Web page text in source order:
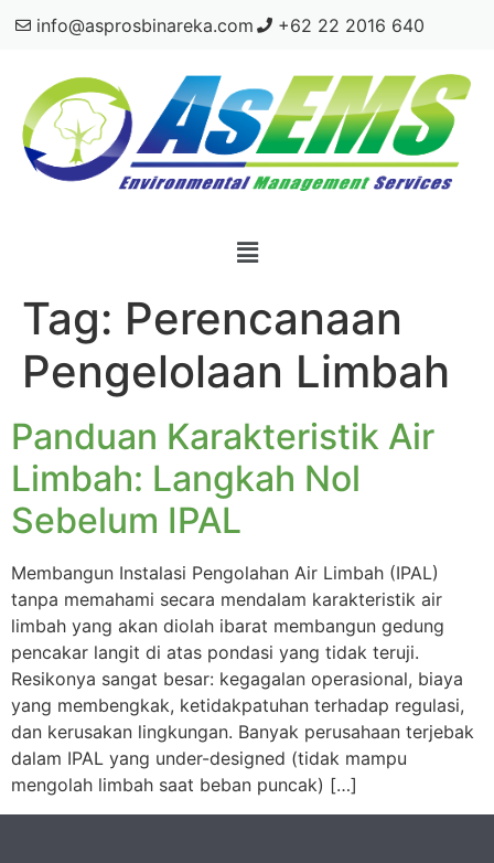
info@asprosbinareka.com +62 22 2016 640
Tag: Perencanaan
Pengelolaan Limbah
Panduan Karakteristik Air
Limbah: Langkah Nol
Sebelum IPAL
Membangun Instalasi Pengolahan Air Limbah (IPAL)
tanpa memahami secara mendalam karakteristik air
limbah yang akan diolah ibarat membangun gedung
pencakar langit di atas pondasi yang tidak teruji.
Resikonya sangat besar: kegagalan operasional, biaya
yang membengkak, ketidakpatuhan terhadap regulasi,
dan kerusakan lingkungan. Banyak perusahaan terjebak
dalam IPAL yang under-designed (tidak mampu
mengolah limbah saat beban puncak) […]